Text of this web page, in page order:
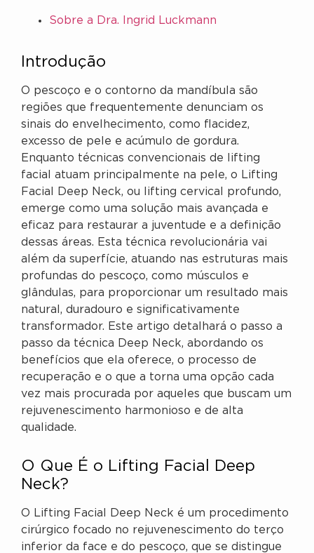
Sobre a Dra. Ingrid Luckmann
Introdução
O pescoço e o contorno da mandíbula são
regiões que frequentemente denunciam os
sinais do envelhecimento, como flacidez,
excesso de pele e acúmulo de gordura.
Enquanto técnicas convencionais de lifting
facial atuam principalmente na pele, o Lifting
Facial Deep Neck, ou lifting cervical profundo,
emerge como uma solução mais avançada e
eficaz para restaurar a juventude e a definição
dessas áreas. Esta técnica revolucionária vai
além da superfície, atuando nas estruturas mais
profundas do pescoço, como músculos e
glândulas, para proporcionar um resultado mais
natural, duradouro e significativamente
transformador. Este artigo detalhará o passo a
passo da técnica Deep Neck, abordando os
benefícios que ela oferece, o processo de
recuperação e o que a torna uma opção cada
vez mais procurada por aqueles que buscam um
rejuvenescimento harmonioso e de alta
qualidade.
O Que É o Lifting Facial Deep
Neck?
O Lifting Facial Deep Neck é um procedimento
cirúrgico focado no rejuvenescimento do terço
inferior da face e do pescoço, que se distingue